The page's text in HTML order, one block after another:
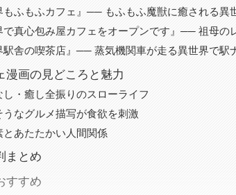
もふもふカフェ』── もふもふ魔獣に癒される異
で真心包み屋カフェをオープンです』── 祖母の
駅舎の喫茶店』── 蒸気機関車が走る異世界で駅
漫画の見どころと魅力
・癒し全振りのスローライフ
うなグルメ描写が食欲を刺激
とあたたかい人間関係
まとめ
すすめ